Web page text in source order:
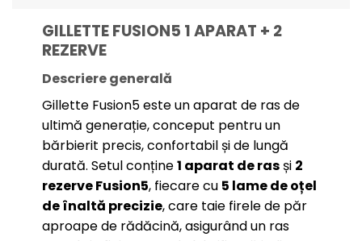
GILLETTE FUSION5 1 APARAT + 2
REZERVE
Descriere generală
Gillette Fusion5 este un aparat de ras de
ultimă generație, conceput pentru un
bărbierit precis, confortabil și de lungă
durată. Setul conține1 aparat de rasși 2
rezerve Fusion5, fiecare cu 5 lame de oțel
de înaltă precizie, care taie firele de păr
aproape de rădăcină, asigurând un ras